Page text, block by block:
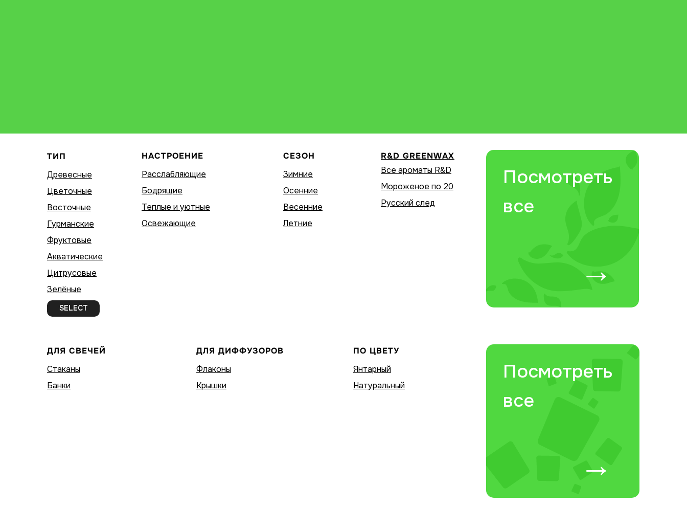
ТИП
Древесные
Цветочные
Восточные
Гурманские
Фруктовые
Акватические
Цитрусовые
Зелёные
НАСТРОЕНИЕ
Расслабляющие
Бодрящие
Теплые и уютные
Освежающие
R&D GREENWAX
Все ароматы R&D
Мороженое по 20
Русский след
СЕЗОН
Зимние
Осенние
Весенние
Летние
Посмотреть
все
→
SELECT
ДЛЯ СВЕЧЕЙ
Стаканы
Банки
ДЛЯ ДИФФУЗОРОВ
Флаконы
Крышки
ПО ЦВЕТУ
Янтарный
Натуральный
Посмотреть
все
→